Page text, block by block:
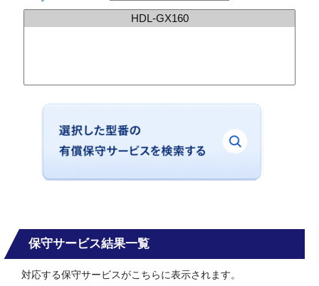
保守サービス結果一覧
対応する保守サービスがこちらに表示されます。